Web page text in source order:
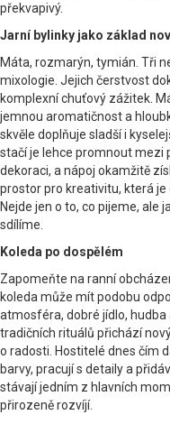
překvapivý.
Jarní bylinky jako základ
Máta, rozmarýn, tymián. Tři
mixologie. Jejich čerstvost
komplexní chuťový zážitek.
jemnou aromatičnost a
skvěle doplňuje sladší i
stačí je lehce promnout mezi
dekoraci, a nápoj okamžitě
prostor pro kreativitu, která je
Nejde jen o to, co pijeme, ale
sdílíme.
Koleda po dospělém
Zapomeňte na ranní
koleda může mít podobu
atmosféra, dobré jídlo,
tradičních rituálů přichází
o radosti. Hostitelé dnes čím
barvy, pracují s detaily a
stávají jedním z hlavních
přirozeně rozvíjí.